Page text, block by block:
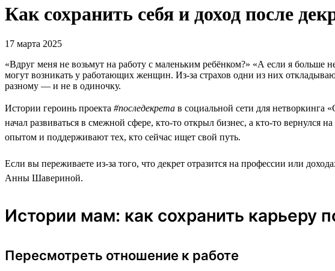
Как сохранить себя и доход после
17 марта 2025
«Вдруг меня не возьмут на работу с маленьким ребёнком?» «А если я больше
могут возникать у работающих женщин. Из-за страхов одни из них
разному — и не в одиночку.
Истории героинь проекта #последекрета в социальной сети для нетворкинга
начал развиваться в смежной сфере, кто-то открыл бизнес, а кто-то
опытом и поддерживают тех, кто сейчас ищет свой путь.
Если вы переживаете из-за того, что декрет отразится на профессии или
Анны Шавериной.
Истории мам: как сохранить карьеру
Пересмотреть отношение к работе